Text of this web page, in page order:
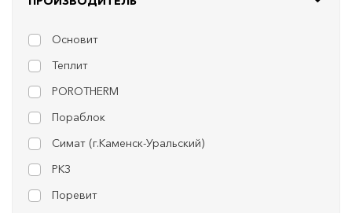
Основит
Теплит
POROTHERM
Пораблок
Симат (г.Каменск-Уральский)
РКЗ
Поревит